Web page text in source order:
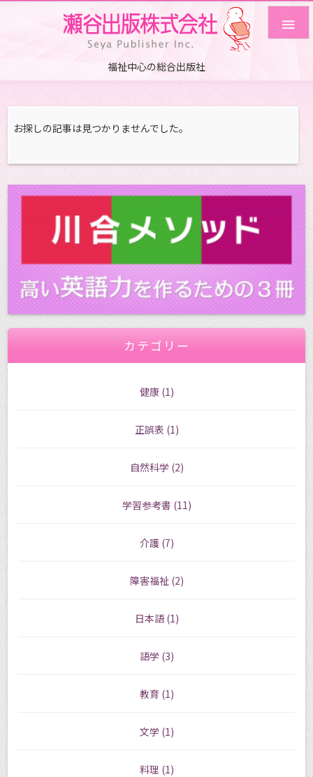
福祉中心の総合出版社

お探しの記事は見つかりませんでした。
カテゴリー
健康 (1)
正誤表 (1)
自然科学 (2)
学習参考書 (11)
介護 (7)
障害福祉 (2)
日本語(1)
語学 (3)
教育 (1)
文学 (1)
料理 (1)